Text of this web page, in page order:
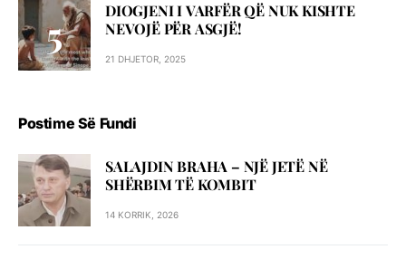
DIOGJENI I VARFËR QË NUK KISHTE
NEVOJË PËR ASGJË!
21 DHJETOR, 2025
Postime Së Fundi
SALAJDIN BRAHA – NJЁ JETЁ NЁ
SHЁRBIM TЁ KOMBIT
14 KORRIK, 2026